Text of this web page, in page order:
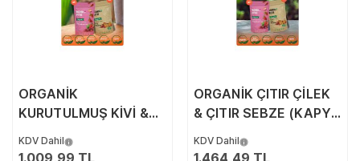
ORGANİK
KURUTULMUŞ KİVİ &
BİBER, CHERRY
KDV Dahil
1.009,99 TL
ORGANİK ÇITIR ÇİLEK
& ÇITIR SEBZE (KAPYA
DOMATES, SOĞAN)
KDV Dahil
1.464,49 TL